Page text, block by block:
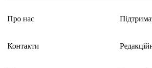
Про нас
Контакти